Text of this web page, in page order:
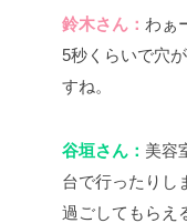
鈴木さん： わぁ
5秒くらいで穴
すね。
谷垣さん： 美容
台で行ったりし
過ごしてもらえ